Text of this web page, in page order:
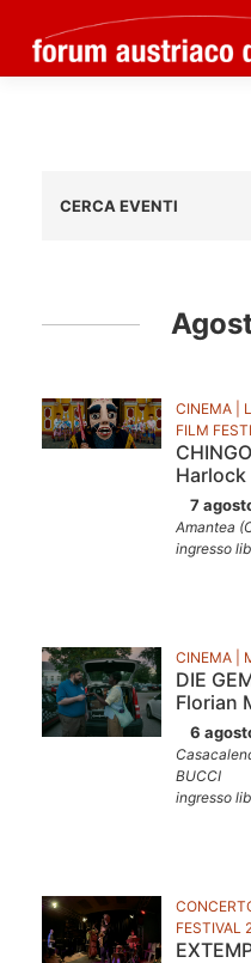
CERCA EVENTI
CINEMA |
FILM
Harlock
7
Amantea
ingresso
CINEMA |
DIE
Florian
6
BUCCI
ingresso
FESTIVAL